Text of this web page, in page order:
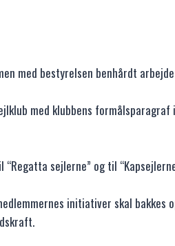
med bestyrelsen benhårdt
med klubbens
sejlerne” og til
initiativer skal